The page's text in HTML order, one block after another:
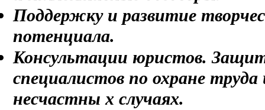
Поддержку и развитие
потенциала.
Консультации юристов.
специалистов по охране
несчастны х случаях.